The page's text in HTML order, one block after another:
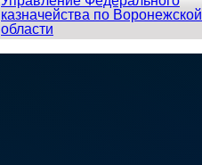
казначейства по Воронежской
области